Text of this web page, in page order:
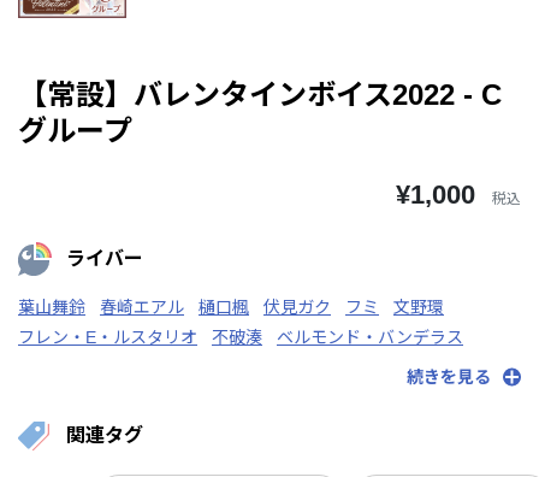
【常設】バレンタインボイス2022 - C
グループ
¥1,000 税込
ライバー
葉山舞鈴 春崎エアル 樋口楓 伏見ガク フミ
文野環
フレン・E・ルスタリオ
不破湊
ベルモンド・バンデラス
でびでび・でびる
花畑チャイカ
早瀬走
続きを見る
関連タグ